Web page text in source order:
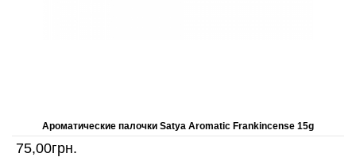
Ароматические палочки Satya Aromatic Frankincense 15g
75,00грн.